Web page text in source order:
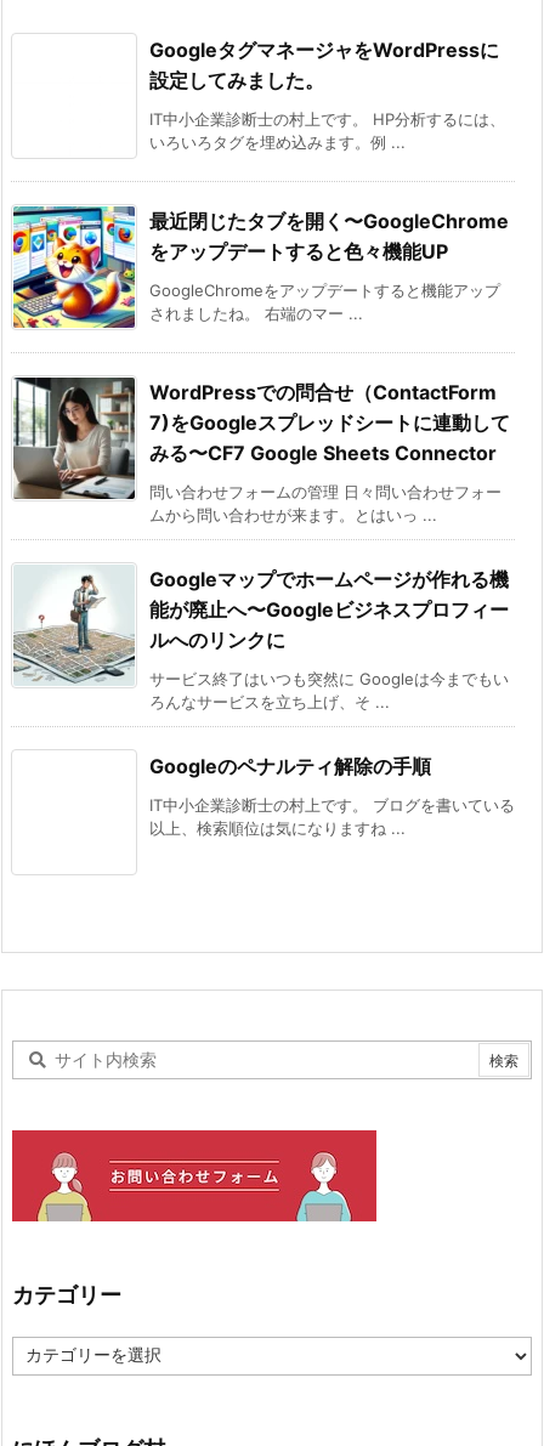
GoogleタグマネージャをWordPressに
設定してみました。
IT中小企業診断士の村上です。 HP分析するには、
いろいろタグを埋め込みます。例 ...
最近閉じたタブを開く〜GoogleChrome
をアップデートすると色々機能UP
GoogleChromeをアップデートすると機能アップ
されましたね。 右端のマー ...
WordPressでの問合せ（ContactForm
7)をGoogleスプレッドシートに連動して
みる〜CF7 Google Sheets Connector
問い合わせフォームの管理 日々問い合わせフォー
ムから問い合わせが来ます。とはいっ ...
Googleマップでホームページが作れる機
能が廃止へ〜Googleビジネスプロフィー
ルへのリンクに
サービス終了はいつも突然に Googleは今までもい
ろんなサービスを立ち上げ、そ ...
Googleのペナルティ解除の手順
IT中小企業診断士の村上です。 ブログを書いている
以上、検索順位は気になりますね ...
カテゴリー
テ
ー